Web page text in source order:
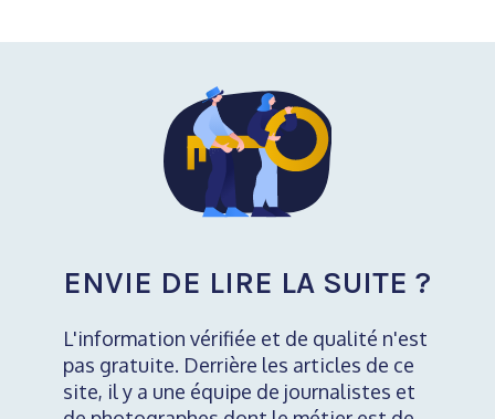
ENVIE DE LIRE LA SUITE ?
L'information vérifiée et de qualité n'est
pas gratuite. Derrière les articles de ce
site, il y a une équipe de journalistes et